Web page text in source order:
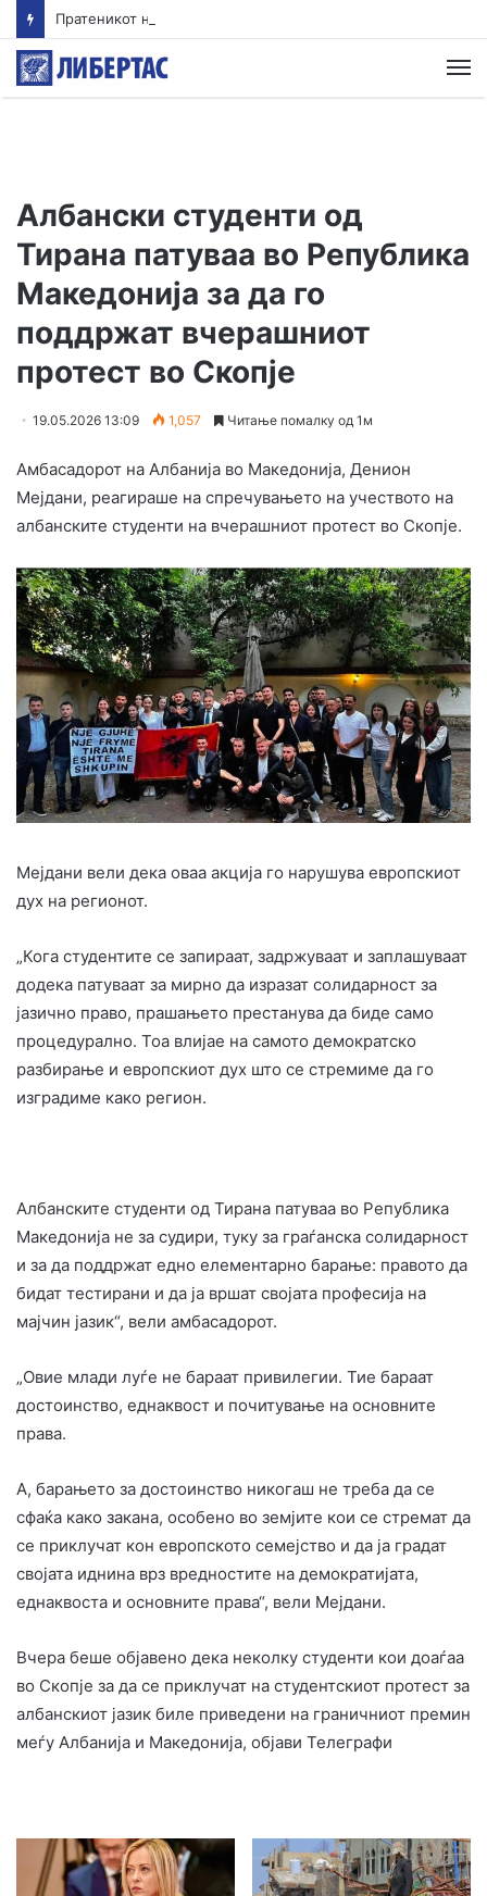
Албански студенти од
Тирана патуваа во Република
Македонија за да го
поддржат вчерашниот
протест во Скопје
19.05.2026 13:09 1,057 Читање помалку од 1м
Амбасадорот на Албанија во Македонија, Денион
Мејдани, реагираше на спречувањето на учеството на
албанските студенти на вчерашниот протест во Скопје.
Мејдани вели дека оваа акција го нарушува европскиот
дух на регионот.
„Кога студентите се запираат, задржуваат и заплашуваат
додека патуваат за мирно да изразат солидарност за
јазично право, прашањето престанува да биде само
процедурално. Тоа влијае на самото демократско
разбирање и европскиот дух што се стремиме да го
изградиме како регион.
Албанските студенти од Тирана патуваа во Република
Македонија не за судири, туку за граѓанска солидарност
и за да поддржат едно елементарно барање: правото да
бидат тестирани и да ја вршат својата професија на
мајчин јазик“, вели амбасадорот.
„Овие млади луѓе не бараат привилегии. Тие бараат
достоинство, еднаквост и почитување на основните
права.
А, барањето за достоинство никогаш не треба да се
сфаќа како закана, особено во земјите кои се стремат да
се приклучат кон европското семејство и да ја градат
својата иднина врз вредностите на демократијата,
еднаквоста и основните права“, вели Мејдани.
Вчера беше објавено дека неколку студенти кои доаѓаа
во Скопјe за да се приклучат на студентскиот протест за
албанскиот јазик биле приведени на граничниот премин
меѓу Албанија и Македонија, објави Телеграфи